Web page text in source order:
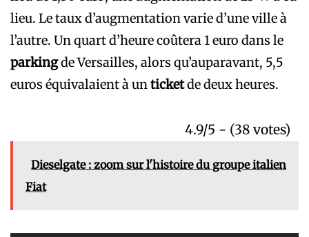
lieu. Le taux d’augmentation varie d’une ville à
l’autre. Un quart d’heure coûtera 1 euro dans le
parkingde Versailles, alors qu’auparavant, 5,5
euros équivalaient à unticketde deux heures.
4.9/5 - (38 votes)
Dieselgate : zoom sur l'histoire du groupe italien
Fiat